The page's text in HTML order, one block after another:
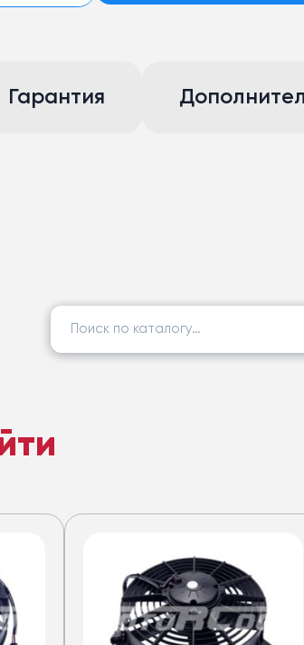
Гарантия
Найти: